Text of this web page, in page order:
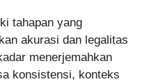
tahapan yang
akurasi dan legalitas
menerjemahkan
konsistensi, konteks